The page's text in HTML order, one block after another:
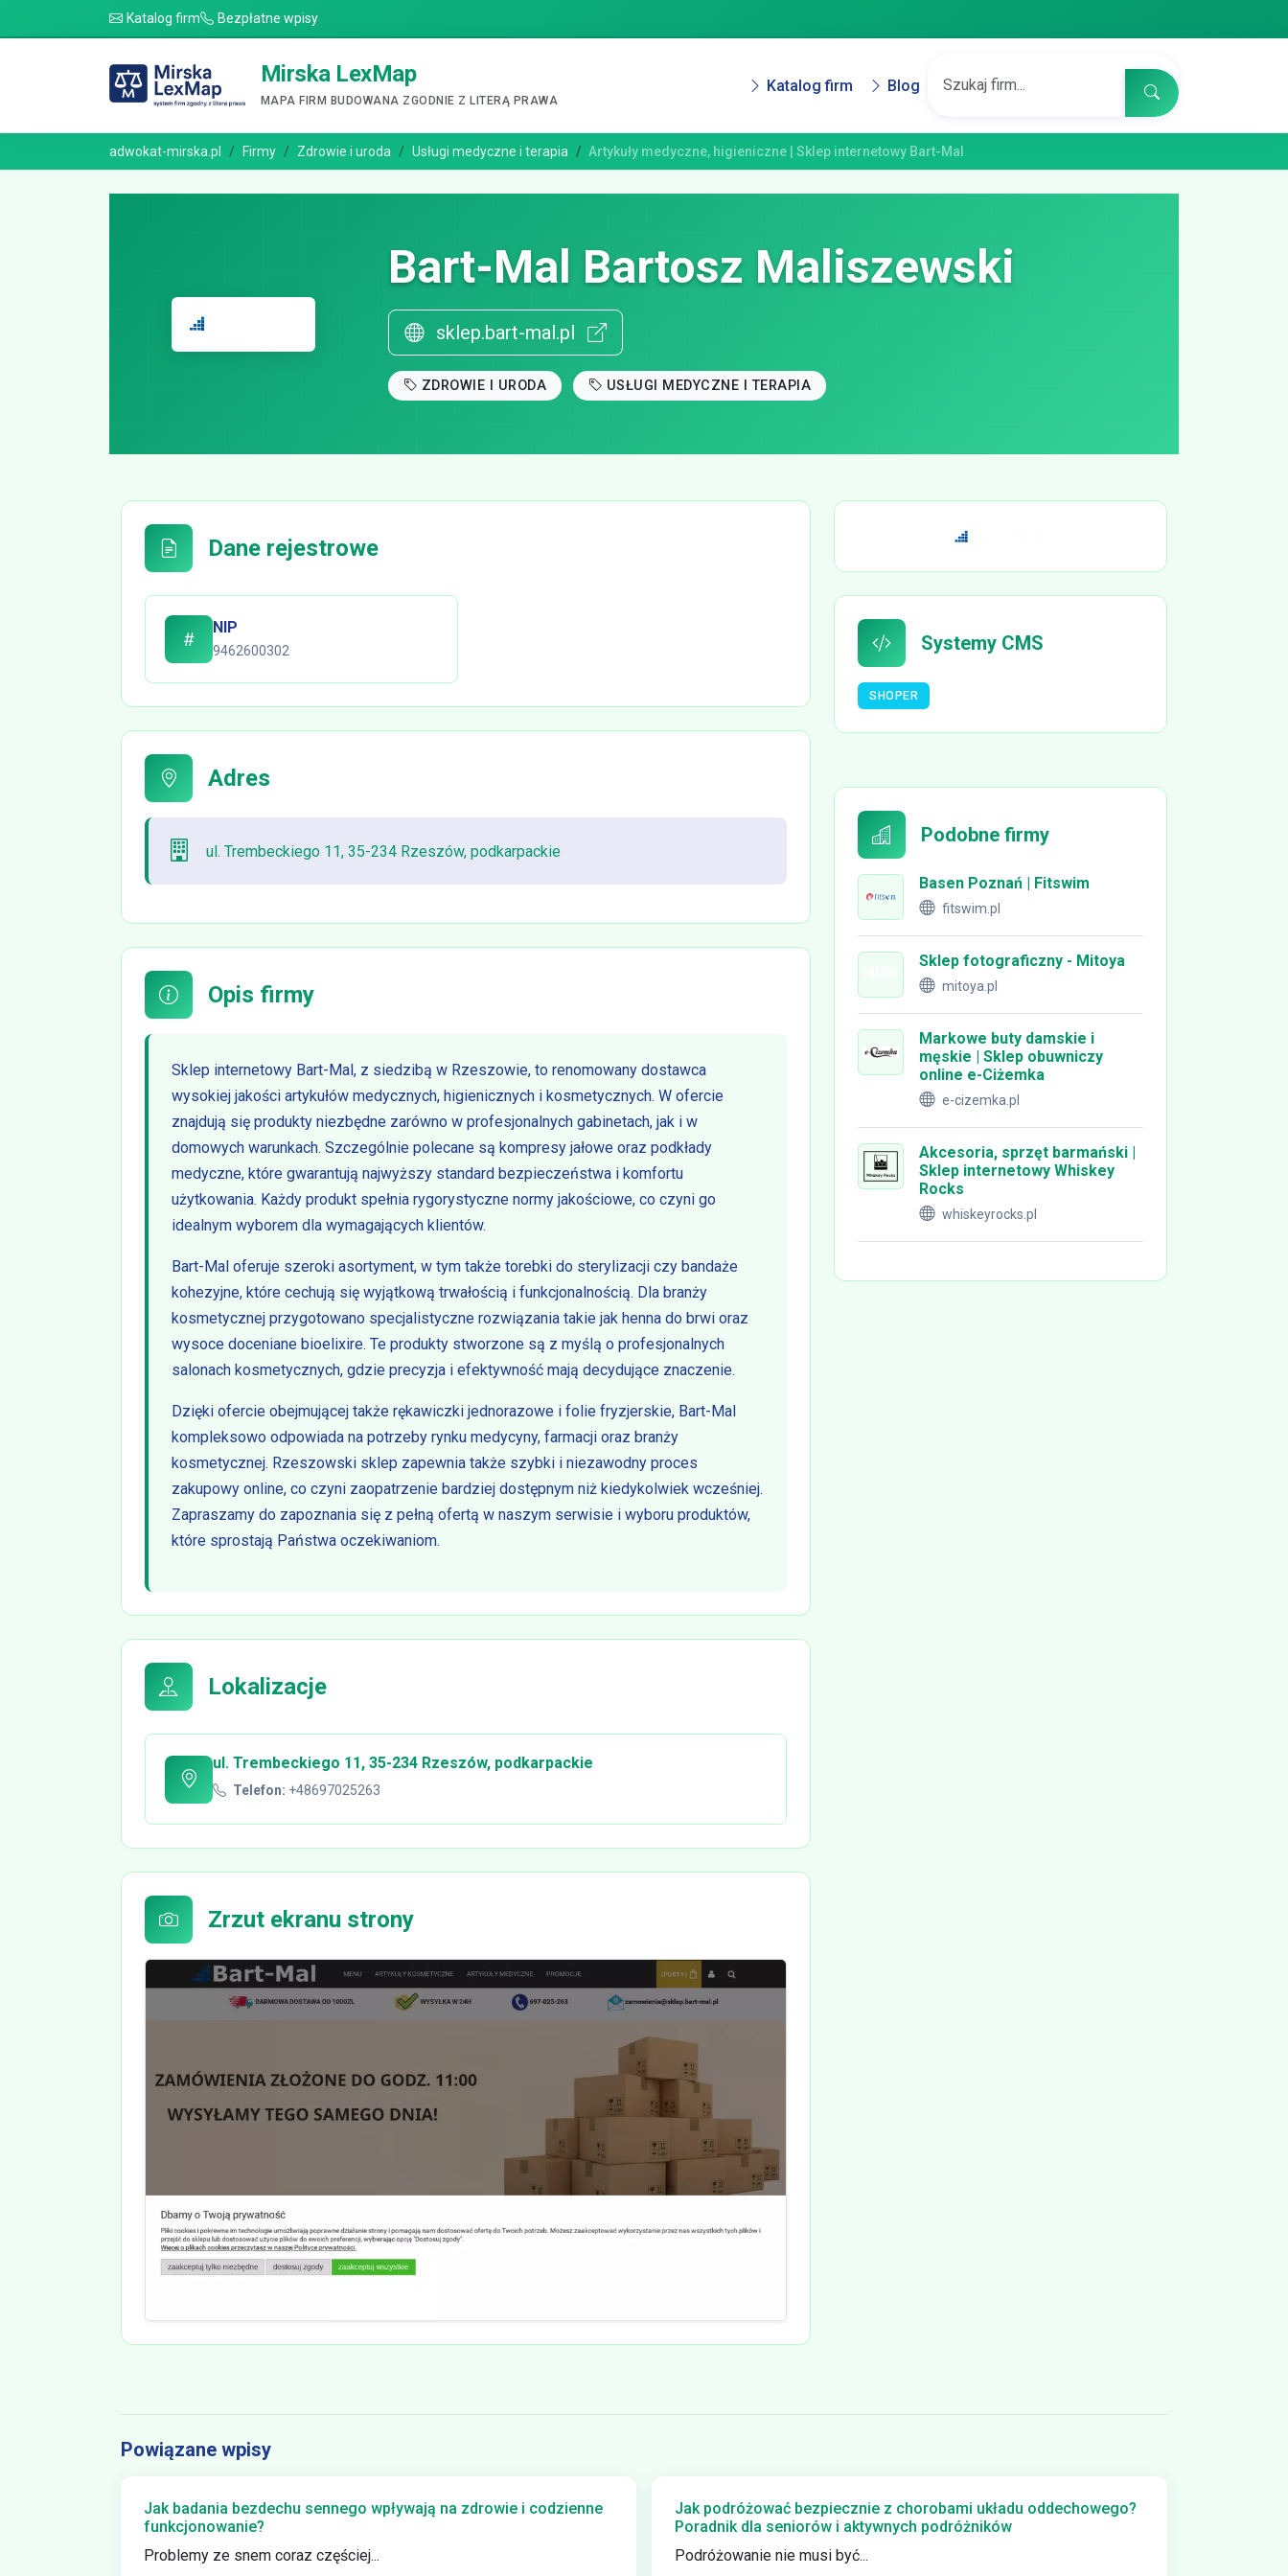
Katalog firm Bezpłatne wpisy
Mirska LexMap
MAPA FIRM BUDOWANA ZGODNIE Z LITERĄ PRAWA
Katalog firm Blog
adwokat-mirska.pl Firmy Zdrowie i uroda Usługi medyczne i terapia Artykuły medyczne, higieniczne | Sklep internetowy Bart-Mal
Bart-Mal Bartosz Maliszewski
sklep.bart-mal.pl
ZDROWIE I URODA USŁUGI MEDYCZNE I TERAPIA
Dane rejestrowe
NIP
9462600302
Adres
ul. Trembeckiego 11, 35-234 Rzeszów, podkarpackie
Opis firmy
Sklep internetowy Bart-Mal, z siedzibą w Rzeszowie, to renomowany dostawca
wysokiej jakości artykułów medycznych, higienicznych i kosmetycznych. W ofercie
znajdują się produkty niezbędne zarówno w profesjonalnych gabinetach, jak i w
domowych warunkach. Szczególnie polecane są kompresy jałowe oraz podkłady
medyczne, które gwarantują najwyższy standard bezpieczeństwa i komfortu
użytkowania. Każdy produkt spełnia rygorystyczne normy jakościowe, co czyni go
idealnym wyborem dla wymagających klientów.
Bart-Mal oferuje szeroki asortyment, w tym także torebki do sterylizacji czy bandaże
kohezyjne, które cechują się wyjątkową trwałością i funkcjonalnością. Dla branży
kosmetycznej przygotowano specjalistyczne rozwiązania takie jak henna do brwi oraz
wysoce doceniane bioelixire. Te produkty stworzone są z myślą o profesjonalnych
salonach kosmetycznych, gdzie precyzja i efektywność mają decydujące znaczenie.
Dzięki ofercie obejmującej także rękawiczki jednorazowe i folie fryzjerskie, Bart-Mal
kompleksowo odpowiada na potrzeby rynku medycyny, farmacji oraz branży
kosmetycznej. Rzeszowski sklep zapewnia także szybki i niezawodny proces
zakupowy online, co czyni zaopatrzenie bardziej dostępnym niż kiedykolwiek wcześniej.
Zapraszamy do zapoznania się z pełną ofertą w naszym serwisie i wyboru produktów,
które sprostają Państwa oczekiwaniom.
Lokalizacje
ul. Trembeckiego 11, 35-234 Rzeszów, podkarpackie
Telefon: +48697025263
Zrzut ekranu strony
Systemy CMS
SHOPER
Podobne firmy
Basen Poznań | Fitswim
fitswim.pl
Sklep fotograficzny - Mitoya
mitoya.pl
Markowe buty damskie i
męskie | Sklep obuwniczy
online e-Ciżemka
e-cizemka.pl
Akcesoria, sprzęt barmański |
Sklep internetowy Whiskey
Rocks
whiskeyrocks.pl
Powiązane wpisy
Jak badania bezdechu sennego wpływają na zdrowie i codzienne
funkcjonowanie?
Problemy ze snem coraz częściej...
Jak podróżować bezpiecznie z chorobami układu oddechowego?
Poradnik dla seniorów i aktywnych podróżników
Podróżowanie nie musi być...